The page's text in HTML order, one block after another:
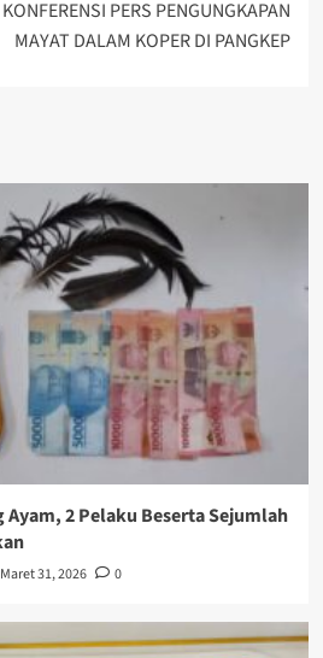
PERS PENGUNGKAPAN
MAYAT DALAM KOPER DI PANGKEP
Ayam, 2 Pelaku Beserta Sejumlah
Maret 31, 2026 0